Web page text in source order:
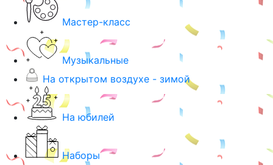
Мастер-класс
Музыкальные
На открытом воздухе - зимой
На юбилей
Наборы